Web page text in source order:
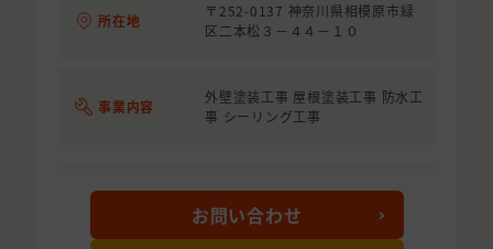
所在地
〒252-0137 神奈川県相模原市緑
区二本松３－４４－１０
事業内容
外壁塗装工事 屋根塗装工事 防水工
事 シーリング工事
お問い合わせ